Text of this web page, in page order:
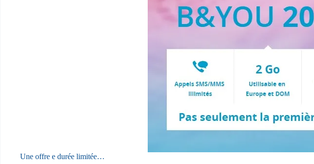
Une offre e durée limitée…